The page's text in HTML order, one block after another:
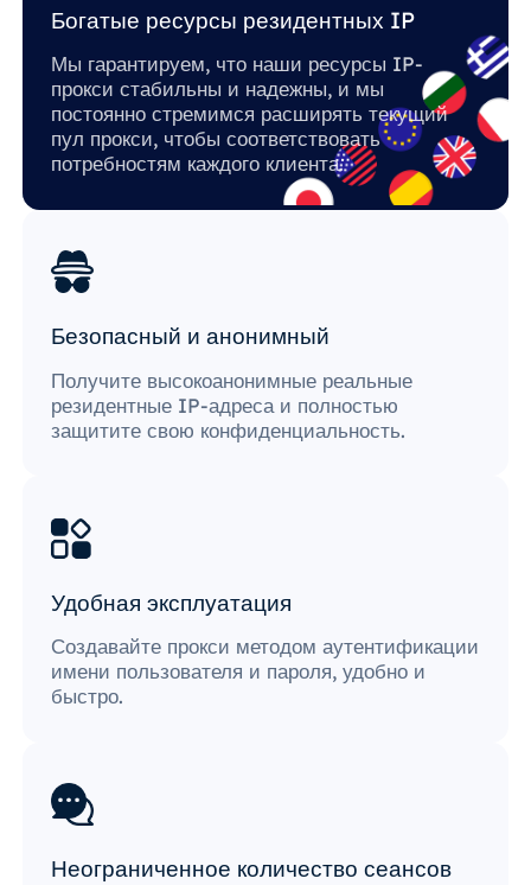
Богатые ресурсы резидентных IP
Мы гарантируем, что наши ресурсы IP-
прокси стабильны и надежны, и мы
постоянно стремимся расширять текущий
пул прокси, чтобы соответствовать
потребностям каждого клиента.
Безопасный и анонимный
Получите высокоанонимные реальные
резидентные IP-адреса и полностью
защитите свою конфиденциальность.
Удобная эксплуатация
Создавайте прокси методом аутентификации
имени пользователя и пароля, удобно и
быстро.
Неограниченное количество сеансов